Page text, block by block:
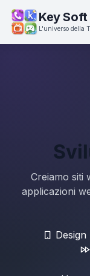
Key Soft
L'universo della
Creiamo siti
applicazioni
Design